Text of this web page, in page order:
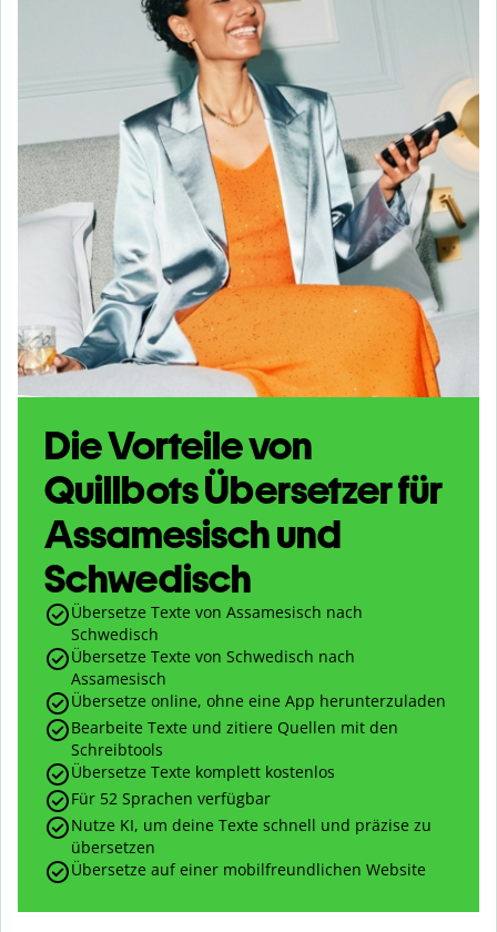
Die Vorteile von
Quillbots Übersetzer für
Assamesisch und
Schwedisch
Übersetze Texte von Assamesisch nach
Schwedisch
Übersetze Texte von Schwedisch nach
Assamesisch
Übersetze online, ohne eine App herunterzuladen
Bearbeite Texte und zitiere Quellen mit den
Schreibtools
Übersetze Texte komplett kostenlos
Für 52 Sprachen verfügbar
Nutze KI, um deine Texte schnell und präzise zu
übersetzen
Übersetze auf einer mobilfreundlichen Website